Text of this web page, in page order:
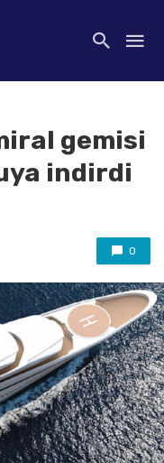
gemisi
indirdi
0